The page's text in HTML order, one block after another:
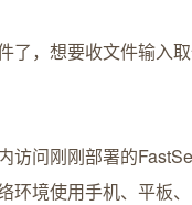
了，想要收文件输入
访问刚刚部署的
环境使用手机、平板